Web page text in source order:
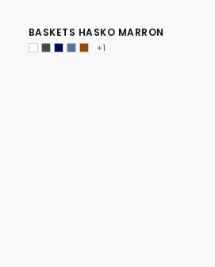
BASKETS HASKO MARRON
+1